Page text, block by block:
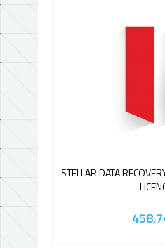
STELLAR DATA